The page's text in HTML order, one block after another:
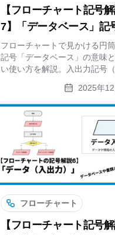
【フローチャート記号
7】「データベース」記
意味と正しい使い方
フローチャートで見かける円
記号「データベース」の意味
い使い方を解説。入出力記号（
定義、システムフロー図での
例も紹介します。作図ツール
xGrapherを使えば、専門的な
簡単に配置可能です。
2025年
フローチャート
【フローチャート記号